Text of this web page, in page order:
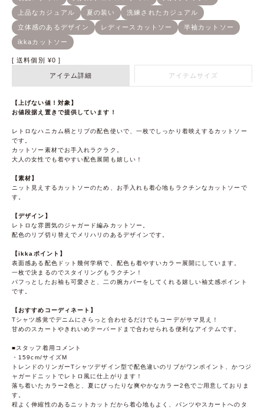
送料個別 ¥0
アイテム詳細 アイテムサイズ
【上げない値！対象】
お値段据え置きで提供しています！
レトロなハニカム柄とリブの配色使いで、一枚でしっかり着映えするカットソー
です。
カットソー素材でお手入れラクラク。
大人の女性でも着やすい配色展開も嬉しい！
【素材】
ニット見えするカットソーのため、お手入れも着心地もラクチンなカットソーで
す。
【デザイン】
レトロな雰囲気のジャガード編みカットソー。
配色のリブ切り替えでメリハリのあるデザインです。
【ikkaポイント】
表面感ある配色ドット幾何学柄で、配色も着やすいカラー展開にしています。
一枚で決まるのでスタイリングもラクチン！
パフっとしたお袖も可愛さと、二の腕カバーをしてくれる嬉しい袖丈感ポイント
です。
【おすすめコーディネート】
Tシャツ感覚でデニムにさらっと合わせるだけでもコーデがサマ見え！
甘めのスカートやきれいめテーパードまで合わせられる便利なアイテムです。
■スタッフ着用コメント
・159cm/サイズM
トレンドのリンガーTシャツデザイン型で配色違いのリブがワンポイント、かつジ
ャガードニットでレトロ風に仕上がります！
落ち着いたカラー2色と、夏にぴったりな爽やかなカラー2色でご用意しておりま
す。
程よく伸縮性のあるニットカットだから着心地もよく、パンツやスカートへのタ